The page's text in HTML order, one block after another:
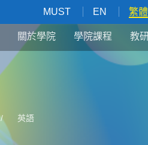
MUST EN 繁體
關於學院 學院課程 教
/ 英語